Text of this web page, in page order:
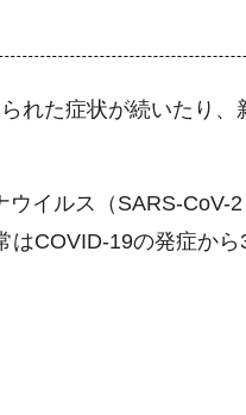
れた症状が続いたり
イルス（SARS-CoV-
COVID-19の発症か